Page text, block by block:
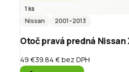
1 ks
Nissan
2001–2013
Otoč pravá predná Nissan
49 €39.84 €bez DPH